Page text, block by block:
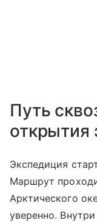
Путь
открытия
Экспедиция
Маршрут
Арктического
уверенно.